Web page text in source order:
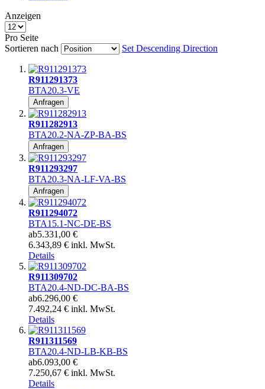
Anzeigen
Pro Seite
Sortieren nach
Set Descending Direction
R911291373
BTA20.3-VE
Anfragen
R911282913
BTA20.2-NA-ZP-BA-BS
Anfragen
R911293297
BTA20.3-NA-LF-VA-BS
Anfragen
R911294072
BTA15.1-NC-DE-BS
ab5.331,00 €
6.343,89 € inkl. MwSt.
Details
R911309702
BTA20.4-ND-DC-BA-BS
ab6.296,00 €
7.492,24 € inkl. MwSt.
Details
R911311569
BTA20.4-ND-LB-KB-BS
ab6.093,00 €
7.250,67 € inkl. MwSt.
Details